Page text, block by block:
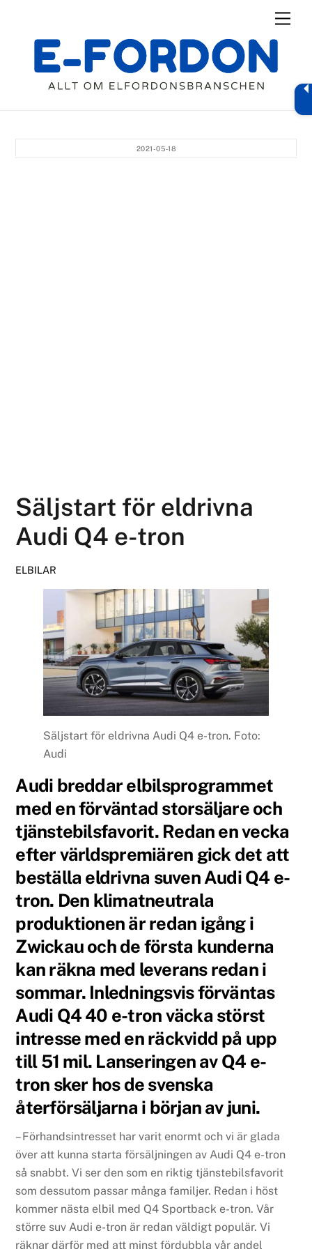
content
2021-05-18
Säljstart för eldrivna
Audi Q4 e-tron
ELBILAR
Säljstart för eldrivna Audi Q4 e-tron. Foto:
Audi
Audi breddar elbilsprogrammet
med en förväntad storsäljare och
tjänstebilsfavorit. Redan en vecka
efter världspremiären gick det att
beställa eldrivna suven Audi Q4 e-
tron. Den klimatneutrala
produktionen är redan igång i
Zwickau och de första kunderna
kan räkna med leverans redan i
sommar. Inledningsvis förväntas
Audi Q4 40 e-tron väcka störst
intresse med en räckvidd på upp
till 51 mil. Lanseringen av Q4 e-
tron sker hos de svenska
återförsäljarna i början av juni.
– Förhandsintresset har varit enormt och vi är glada
över att kunna starta försäljningen av Audi Q4 e-tron
så snabbt. Vi ser den som en riktig tjänstebilsfavorit
som dessutom passar många familjer. Redan i höst
kommer nästa elbil med Q4 Sportback e-tron. Vår
större suv Audi e-tron är redan väldigt populär. Vi
räknar därför med att minst fördubbla vår andel